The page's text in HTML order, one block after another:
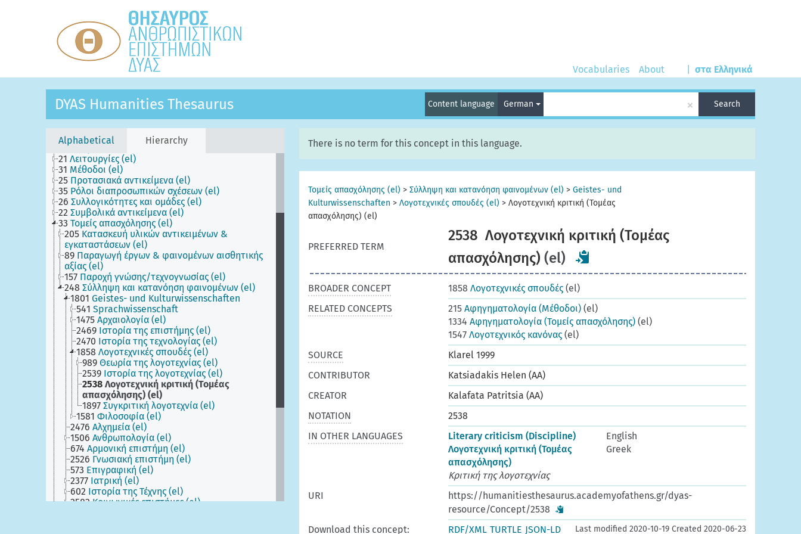
στα Ελληνικά
Vocabularies About
DYAS Humanities Thesaurus Content language German × Search
Alphabetical Hierarchy
34
Αξιώματα (el)
Γεγονότα - συμβάντα (el)
17 Δομικά μέρη υλικών αντικειμένων (el)
28 Έννοιες (el)
30 Εποχές (el)
24
21 Λειτουργίες (el)
31 Μέθοδοι (el)
25 Προτασιακά αντικείμενα (el)
35 Ρόλοι διαπροσωπικών σχέσεων (el)
26 Συλλογικότητες και ομάδες (el)
22 Συμβολικά αντικείμενα (el)
33 Τομείς απασχόλησης (el)
205 Κατασκευή υλικών αντικειμένων &
εγκαταστάσεων (el)
89 Παραγωγή έργων & φαινομένων αισθητικής
αξίας (el)
157 Παροχή γνώσης/τεχνογνωσίας (el)
248 Σύλληψη και κατανόηση φαινομένων (el)
1801 Geistes- und Kulturwissenschaften
541 Sprachwissenschaft
1475 Αρχαιολογία (el)
2469 Ιστορία της επιστήμης (el)
2470 Ιστορία της τεχνολογίας (el)
1858 Λογοτεχνικές σπουδές (el)
989 Θεωρία της λογοτεχνίας (el)
2539 Ιστορία της λογοτεχνίας (el)
2538 Λογοτεχνική κριτική (Τομέας
απασχόλησης) (el)
1897 Συγκριτική λογοτεχνία (el)
1581 Φιλοσοφία (el)
2476 Αλχημεία (el)
1506 Ανθρωπολογία (el)
674 Αρμονική επιστήμη (el)
2526 Γνωσιακή επιστήμη (el)
573 Επιγραφική (el)
2377 Ιατρική (el)
602 Ιστορία της Τέχνης (el)
2582 Κοινωνικές επιστήμες (el)
There is no term for this concept in this language.
Τομείς απασχόλησης (el) > Σύλληψη και κατανόηση φαινομένων (el) > Geistes- und
Kulturwissenschaften > Λογοτεχνικές σπουδές (el) > Λογοτεχνική κριτική (Τομέας
απασχόλησης) (el)
PREFERRED TERM
2538 Λογοτεχνική κριτική (Τομέας
απασχόλησης) (el)
BROADER CONCEPT 1858 Λογοτεχνικές σπουδές (el)
RELATED CONCEPTS
215 Αφηγηματολογία (Μέθοδοι) (el)
1334 Αφηγηματολογία (Τομείς απασχόλησης) (el)
1547 Λογοτεχνικός κανόνας (el)
SOURCE
Klarel 1999
CONTRIBUTOR
Katsiadakis Helen (AA)
CREATOR
Kalafata Patritsia (AA)
NOTATION
2538
IN OTHER LANGUAGES
Literary criticism (Discipline)
English
Λογοτεχνική κριτική (Τομέας
απασχόλησης)
Greek
Κριτική της λογοτεχνίας
URI
https://humanitiesthesaurus.academyofathens.gr/dyas-
resource/Concept/2538
Download this concept:
RDF/XML TURTLE JSON-LD Last modified 2020-10-19 Created 2020-06-23